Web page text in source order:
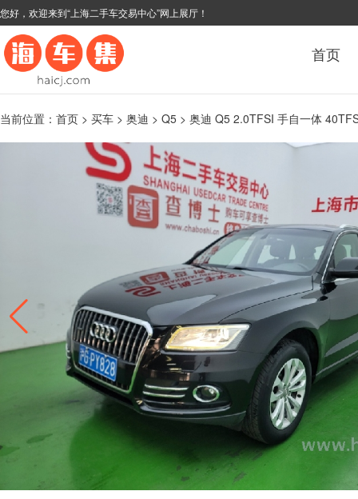
您好，欢迎来到“上海二手车交易中心”网上展厅！
首页
当前位置： 首页 > 买车 > 奥迪 > Q5 > 奥迪 Q5 2.0TFSI 手自一体